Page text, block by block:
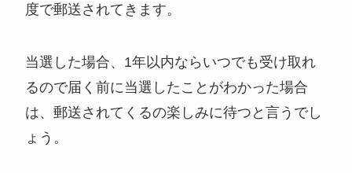
度で郵送されてきます。
当選した場合、1年以内ならいつでも受け取れ
るので届く前に当選したことがわかった場合
は、郵送されてくるの楽しみに待つと言うでし
ょう。